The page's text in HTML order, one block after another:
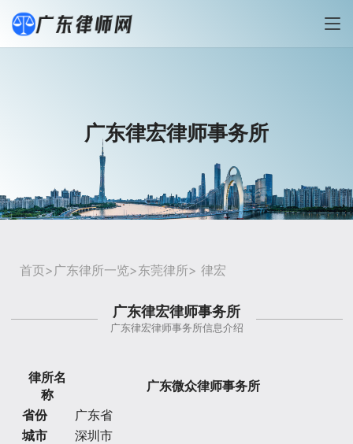
广东律宏律师事务所
首页> 广东律所一览>东莞律所> 律宏
广东律宏律师事务所
广东律宏律师事务所信息介绍
律所名
称
广东微众律师事务所
省份
广东省
城市
深圳市